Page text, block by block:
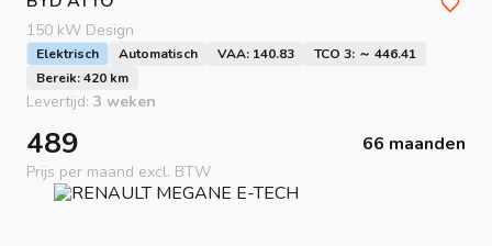
150 kW Design
Elektrisch Automatisch VAA: 140.83
TCO 3: ～ 446.41
Bereik: 420 km
Levertijd: 3 weken
489 66 maanden
Prijs per maand excl. BTW